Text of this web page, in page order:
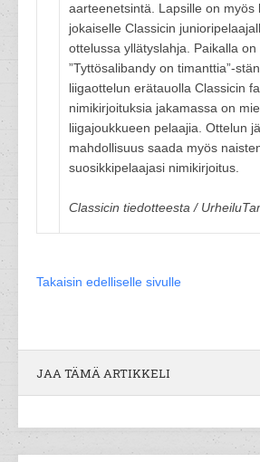
aarteenetsintä. Lapsille on myös
jokaiselle Classicin
ottelussa yllätyslahja. Paikalla on
”Tyttösalibandy on timanttia”-
liigaottelun erätauolla Classicin
nimikirjoituksia jakamassa on
liigajoukkueen pelaajia. Ottelun
mahdollisuus saada myös
suosikkipelaajasi nimikirjoitus.
Classicin tiedotteesta /
Takaisin edelliselle sivulle
JAA TÄMÄ ARTIKKELI